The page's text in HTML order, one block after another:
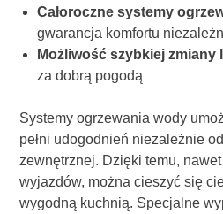
Całoroczne systemy
gwarancja komfortu
Możliwość szybkiej zmiany
za dobrą pogodą
Systemy ogrzewania wody
pełni udogodnień niezależnie
zewnętrznej. Dzięki temu,
wyjazdów, można cieszyć się
wygodną kuchnią. Specjalne